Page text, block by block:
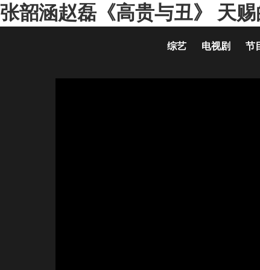
张韶涵赵磊《高贵与丑》 天
综艺 电视剧 节